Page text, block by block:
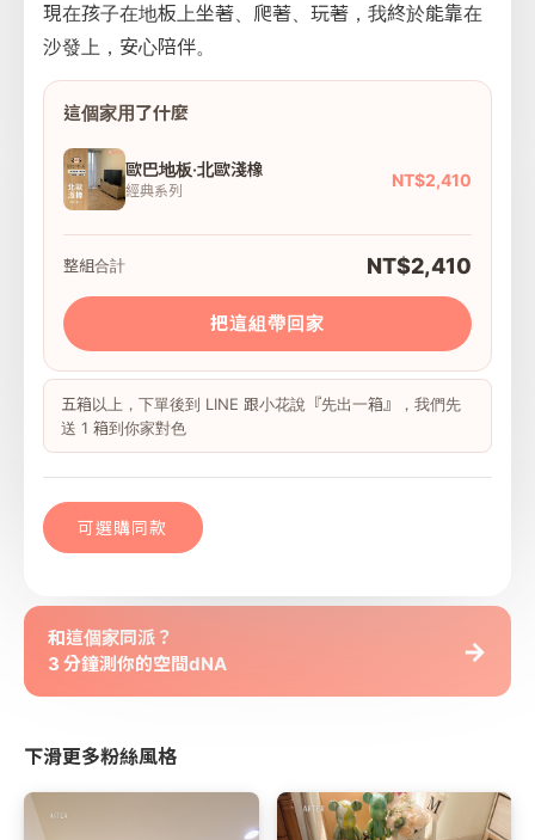
現在孩子在地板上坐著、爬著、玩著，我終於能靠在
沙發上，安心陪伴。
這個家用了什麼
歐巴地板·北歐淺橡
經典系列
NT$2,410
整組合計 NT$2,410
把這組帶回家
五箱以上，下單後到 LINE 跟小花說『先出一箱』，我們先
送 1 箱到你家對色
可選購同款
和這個家同派？
3 分鐘測你的空間dNA
→
下滑更多粉絲風格